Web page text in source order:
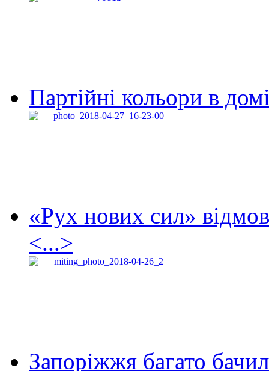
Партійні кольори в
«Рух нових сил»
<...>
Запоріжжя багато